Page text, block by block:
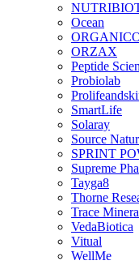
Ocean
ORZAX
Peptide
Probiolab
SmartLife
Solaray
Source
SPRINT
Supreme
Tayga8
Thorne
Trace
VedaBiotica
Vitual
WellMe